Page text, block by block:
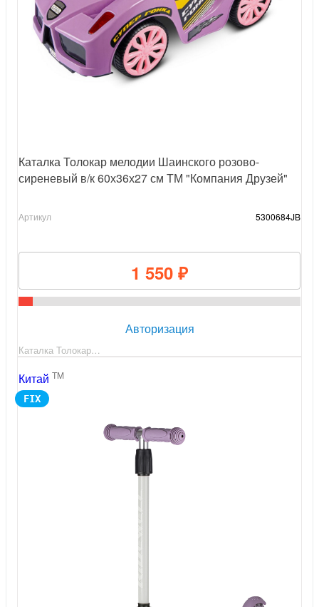
Каталка Толокар мелодии Шаинского розово-
сиреневый в/к 60х36х27 см ТМ "Компания Друзей"
Артикул 5300684JB
1 550 ₽
Авторизация
Каталка Толокар…
Китай TM
FIX